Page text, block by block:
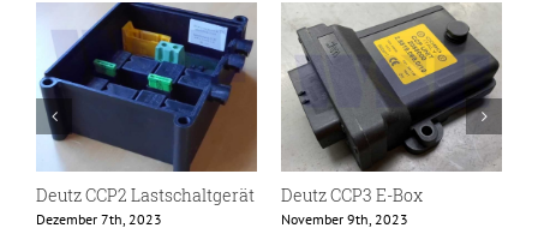
Deutz CCP2 Lastschaltgerät
Dezember 7th, 2023
Deutz CCP3 E-Box
November 9th, 2023